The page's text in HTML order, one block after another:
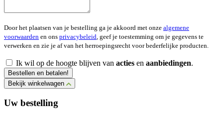
Door het plaatsen van je bestelling ga je akkoord met onze algemene
voorwaarden en ons privacybeleid , geef je toestemming om je gegevens te
verwerken en zie je af van het herroepingsrecht voor bederfelijke producten.
Ik wil op de hoogte blijven van acties en aanbiedingen.
Bestellen en betalen!
Bekijk winkelwagen
Uw bestelling